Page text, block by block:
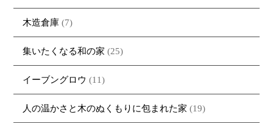
木造倉庫 (7)
集いたくなる和の家 (25)
イーブングロウ (11)
人の温かさと木のぬくもりに包まれた家 (19)